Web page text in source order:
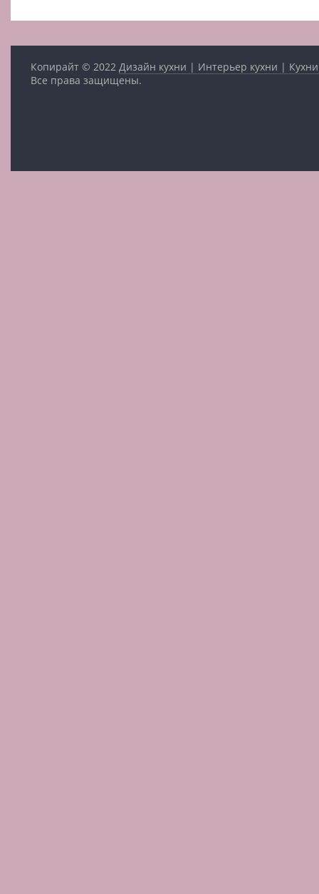
Копирайт © 2022 Дизайн кухни | Интерьер кухни |
Все права защищены.